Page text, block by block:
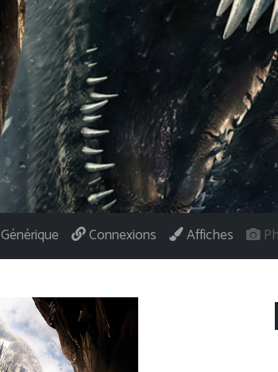
Générique Connexions Affiches